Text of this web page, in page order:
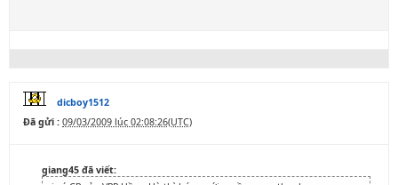
dicboy1512
Đã gửi : 09/03/2009 lúc 02:08:26(UTC)
giang45 đã viết: